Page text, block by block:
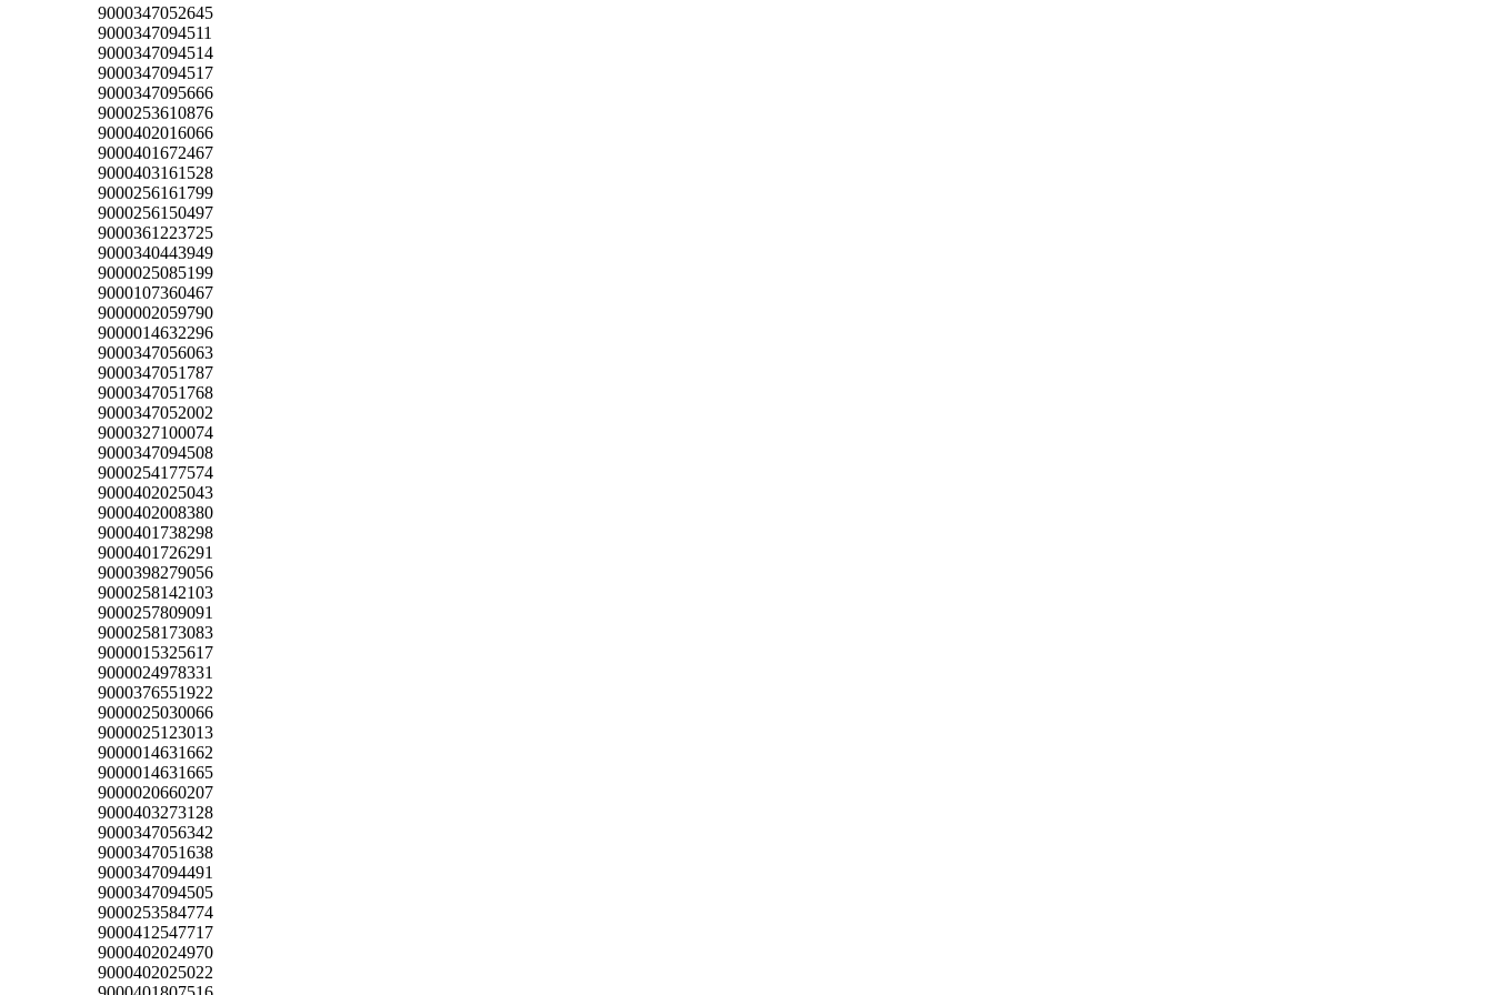
9000347052645
9000347094511
9000347094514
9000347094517
9000347095666
9000253610876
9000402016066
9000401672467
9000403161528
9000256161799
9000256150497
9000361223725
9000340443949
9000025085199
9000107360467
9000002059790
9000014632296
9000347056063
9000347051787
9000347051768
9000347052002
9000327100074
9000347094508
9000254177574
9000402025043
9000402008380
9000401738298
9000401726291
9000398279056
9000258142103
9000257809091
9000258173083
9000015325617
9000024978331
9000376551922
9000025030066
9000025123013
9000014631662
9000014631665
9000020660207
9000403273128
9000347056342
9000347051638
9000347094491
9000347094505
9000253584774
9000412547717
9000402024970
9000402025022